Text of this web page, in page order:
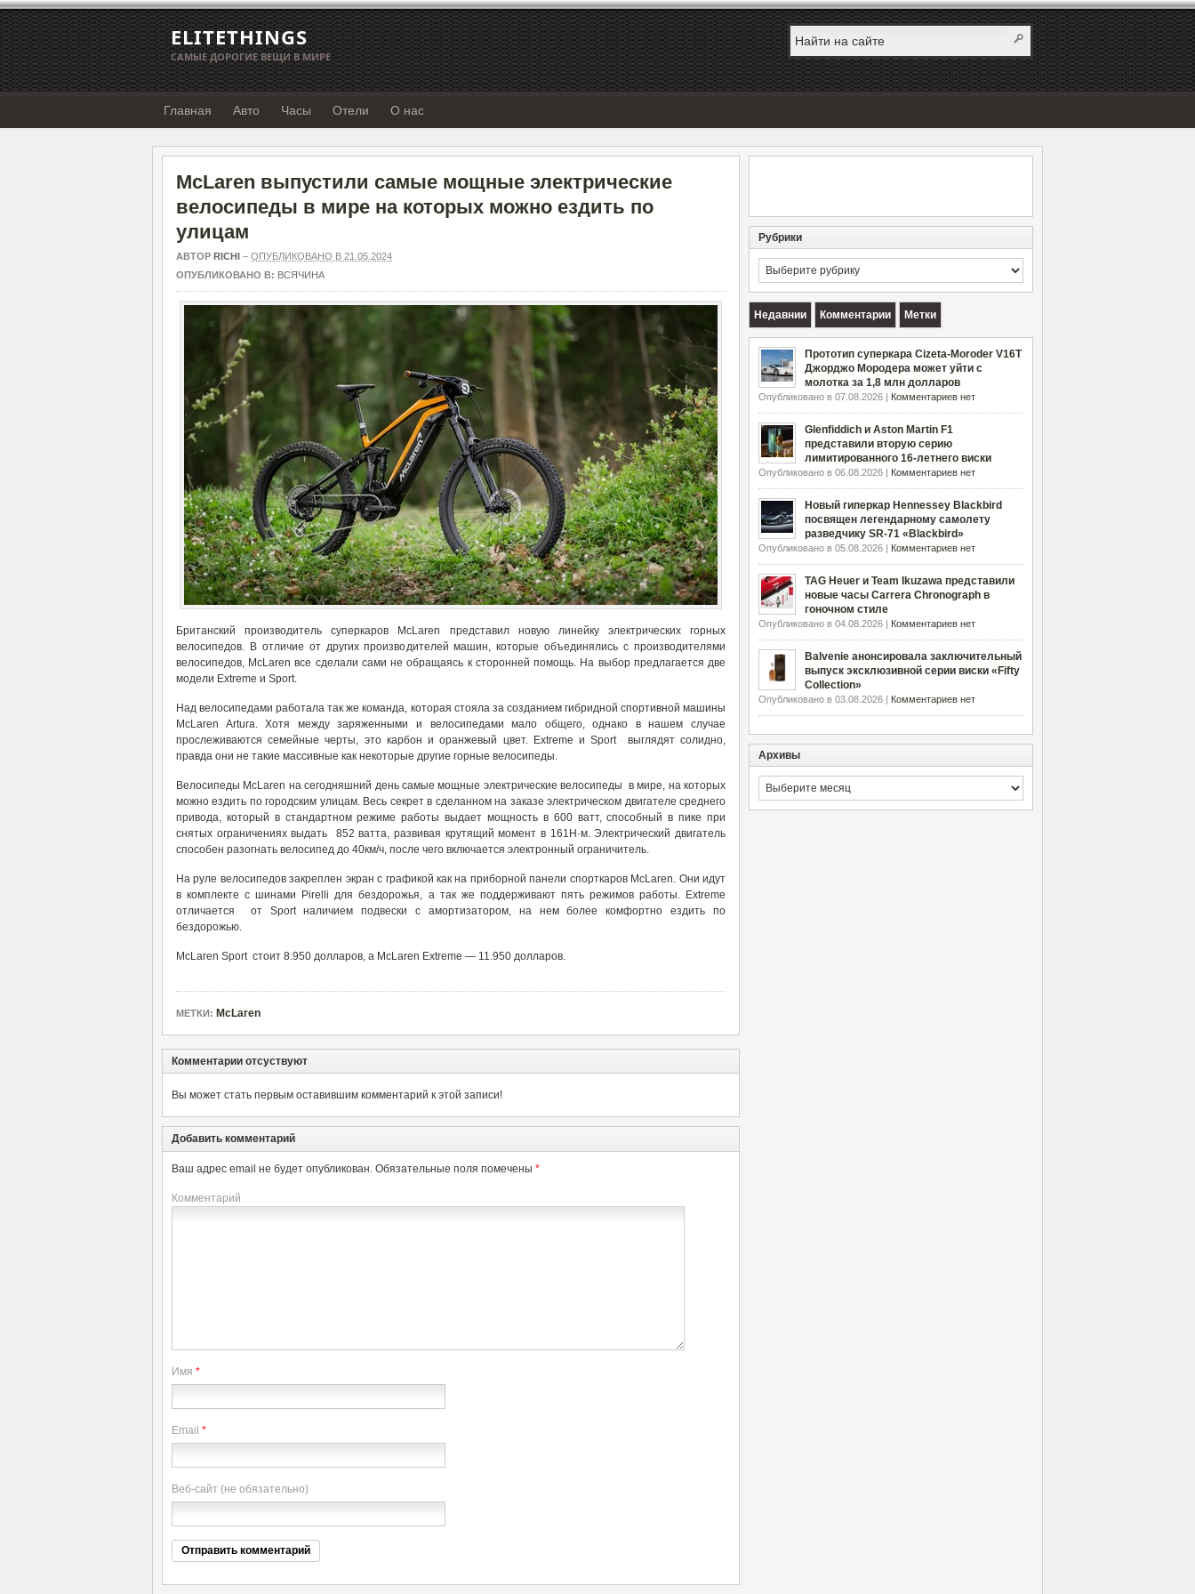
ELITETHINGS
САМЫЕ ДОРОГИЕ ВЕЩИ В МИРЕ
Главная Авто Часы Отели О нас
McLaren выпустили самые мощные электрические
велосипеды в мире на которых можно ездить по
улицам
АВТОР RICHI – ОПУБЛИКОВАНО В 21.05.2024
ОПУБЛИКОВАНО В: ВСЯЧИНА
Британский производитель суперкаров McLaren представил новую линейку электрических горных
велосипедов. В отличие от других производителей машин, которые объединялись с производителями
велосипедов, McLaren все сделали сами не обращаясь к сторонней помощь. На выбор предлагается две
модели Extreme и Sport.
Над велосипедами работала так же команда, которая стояла за созданием гибридной спортивной машины
McLaren Artura. Хотя между заряженными и велосипедами мало общего, однако в нашем случае
прослеживаются семейные черты, это карбон и оранжевый цвет. Extreme и Sport выглядят солидно,
правда они не такие массивные как некоторые другие горные велосипеды.
Велосипеды McLaren на сегодняшний день самые мощные электрические велосипеды в мире, на которых
можно ездить по городским улицам. Весь секрет в сделанном на заказе электрическом двигателе среднего
привода, который в стандартном режиме работы выдает мощность в 600 ватт, способный в пике при
снятых ограничениях выдать 852 ватта, развивая крутящий момент в 161Н·м. Электрический двигатель
способен разогнать велосипед до 40км/ч, после чего включается электронный ограничитель.
На руле велосипедов закреплен экран с графикой как на приборной панели спорткаров McLaren. Они идут
в комплекте с шинами Pirelli для бездорожья, а так же поддерживают пять режимов работы. Extreme
отличается от Sport наличием подвески с амортизатором, на нем более комфортно ездить по
бездорожью.
McLaren Sport стоит 8.950 долларов, а McLaren Extreme — 11.950 долларов.
МЕТКИ: McLaren
Комментарии отсуствуют
Вы может стать первым оставившим комментарий к этой записи!
Добавить комментарий
Ваш адрес email не будет опубликован. Обязательные поля помечены *
Комментарий
Имя *
Email *
Веб-сайт (не обязательно)
Рубрики
Рубрики
Недавнии Комментарии Метки
Прототип суперкара Cizeta-Moroder V16T
Джорджо Мородера может уйти с
молотка за 1,8 млн долларов
Опубликовано в 07.08.2026 | Комментариев нет
Glenfiddich и Aston Martin F1
представили вторую серию
лимитированного 16-летнего виски
Опубликовано в 06.08.2026 | Комментариев нет
Новый гиперкар Hennessey Blackbird
посвящен легендарному самолету
разведчику SR-71 «Blackbird»
Опубликовано в 05.08.2026 | Комментариев нет
TAG Heuer и Team Ikuzawa представили
новые часы Carrera Chronograph в
гоночном стиле
Опубликовано в 04.08.2026 | Комментариев нет
Balvenie анонсировала заключительный
выпуск эксклюзивной серии виски «Fifty
Collection»
Опубликовано в 03.08.2026 | Комментариев нет
Архивы
Архивы